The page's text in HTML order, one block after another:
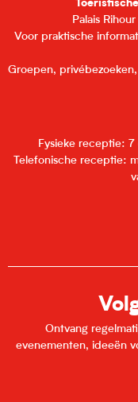
Palais
Voor praktische
Groepen,
Fysieke receptie:
Telefonische receptie:
Ontvang
evenementen, ideeën